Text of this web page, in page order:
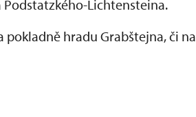
Podstatzkého-Lichtensteina.
pokladně hradu Grabštejna, či na